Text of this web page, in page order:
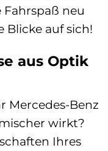
Fahrspaß neu
Blicke auf sich!
aus Optik
Mercedes-Benz
wirkt?
Ihres